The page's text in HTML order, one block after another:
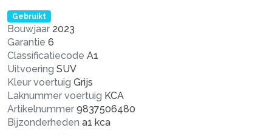
Gebruikt
Bouwjaar 2023
Garantie 6
Classificatiecode A1
Uitvoering SUV
Kleur voertuig Grijs
Laknummer voertuig KCA
Artikelnummer 9837506480
Bijzonderheden a1 kca